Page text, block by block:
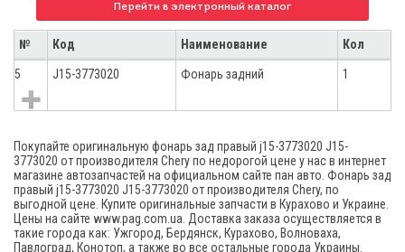
Перейти в электронный каталог
№ Код Наименование Кол
5 J15-3773020 Фонарь задний 1
Покупайте оригинальную фонарь зад правый j15-3773020 J15-
3773020 от производителя Chery по недорогой цене у нас в интернет
магазине автозапчастей на официальном сайте пан авто. Фонарь зад
правый j15-3773020 J15-3773020 от производителя Chery, по
выгодной цене. Купите оригинальные запчасти в Курахово и Украине.
Цены на сайте www.pag.com.ua. Доставка заказа осуществляется в
такие города как: Ужгород, Бердянск, Курахово, Волноваха,
Павлоград, Конотоп, а также во все остальные города Украины.